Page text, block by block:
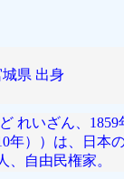
県 出身
れいざん、1859
年））は、日本
、自由民権家。